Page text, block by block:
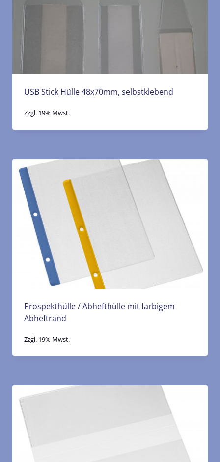
USB Stick Hülle 48x70mm, selbstklebend
Zzgl. 19% Mwst.
Prospekthülle / Abhefthülle mit farbigem
Abheftrand
Zzgl. 19% Mwst.